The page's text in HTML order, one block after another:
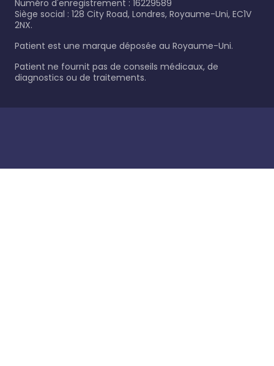
Numéro d'enregistrement : 16229589
Siège social : 128 City Road, Londres, Royaume-Uni, EC1V
2NX.
Patient est une marque déposée au Royaume-Uni.
Patient ne fournit pas de conseils médicaux, de
diagnostics ou de traitements.